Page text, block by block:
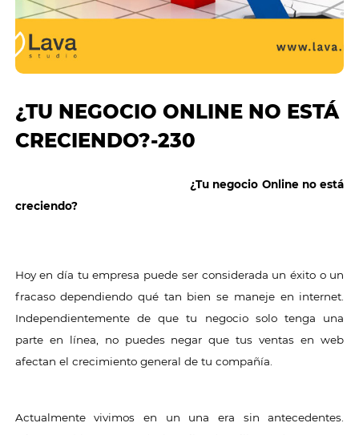
¿TU NEGOCIO ONLINE NO ESTÁ
CRECIENDO?-230
¿Tu negocio Online no está
creciendo?
Hoy en día tu empresa puede ser considerada un éxito o un
fracaso dependiendo qué tan bien se maneje en internet.
Independientemente de que tu negocio solo tenga una
parte en línea, no puedes negar que tus ventas en web
afectan el crecimiento general de tu compañía.
Actualmente vivimos en un una era sin antecedentes.